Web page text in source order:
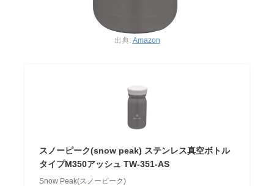
出典: Amazon
スノーピーク(snow peak) ステンレス真空ボトル
タイプM350アッシュ TW-351-AS
Snow Peak(スノーピーク)